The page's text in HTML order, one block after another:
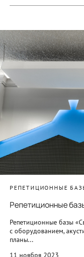
РЕПЕТИЦИОННЫЕ
Репетиционные
Репетиционные базы
с оборудованием,
планы...
11 ноября 2023